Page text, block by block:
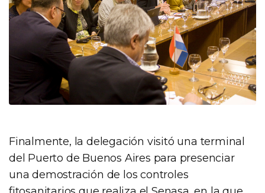
Finalmente, la delegación visitó una terminal
del Puerto de Buenos Aires para presenciar
una demostración de los controles